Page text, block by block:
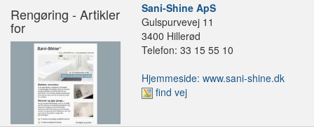
Rengøring - Artikler
for
Sani-Shine ApS
Gulspurvevej 11
3400 Hillerød
Telefon: 33 15 55 10
Hjemmeside: www.sani-shine.dk
find vej